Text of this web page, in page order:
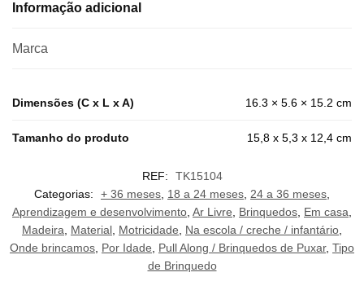
Informação adicional
Marca
Dimensões (C x L x A) 16.3 × 5.6 × 15.2 cm
Tamanho do produto 15,8 x 5,3 x 12,4 cm
REF:
TK15104
Categorias:
+ 36 meses 18 a 24 meses 24 a 36 meses
Aprendizagem e desenvolvimento Ar Livre Brinquedos Em casa
Madeira
Material Motricidade Na escola / creche / infantário
Onde brincamos Por Idade Pull Along / Brinquedos de Puxar, Tipo
de Brinquedo